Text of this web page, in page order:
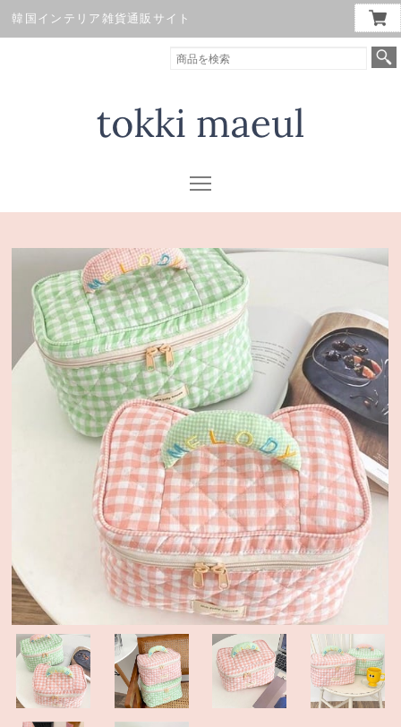
韓国インテリア雑貨通販サイト